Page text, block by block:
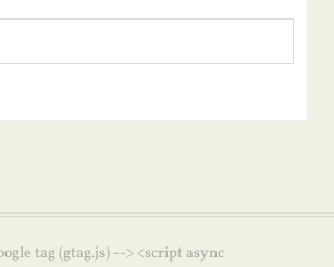
tag (gtag.js) --> <script async